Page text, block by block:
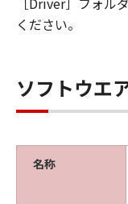
forth herein.
本条項中で使
本契約書中で
意味し、指し
本契約書のい
律により無効
の他の条項
ください。
ソフトウエ
名称